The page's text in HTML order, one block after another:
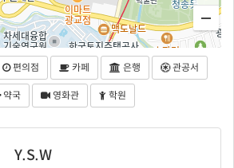
편의점 카페 은행 관공서
약국 영화관 학원
Y.S.W